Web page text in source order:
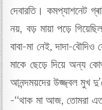
দেবারতি। কমপ্যাশনেট
নয়, বড় মায়া পড়ে
বাবা-মা নেই, দাদা-
মাকে ছেড়ে দিয়ে অন্য
আনন্দময়দের উজ্জ্বল মুখ
-“থাক মা আজ, তোমরা এত